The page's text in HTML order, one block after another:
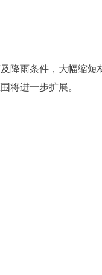
降雨条件，大幅缩
将进一步扩展。